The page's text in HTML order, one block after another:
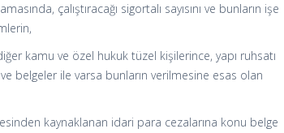
çalıştıracağı sigortalı sayısını ve bunların işe
kamu ve özel hukuk tüzel kişilerince, yapı ruhsatı
belgeler ile varsa bunların verilmesine esas olan
kaynaklanan idari para cezalarına konu belge